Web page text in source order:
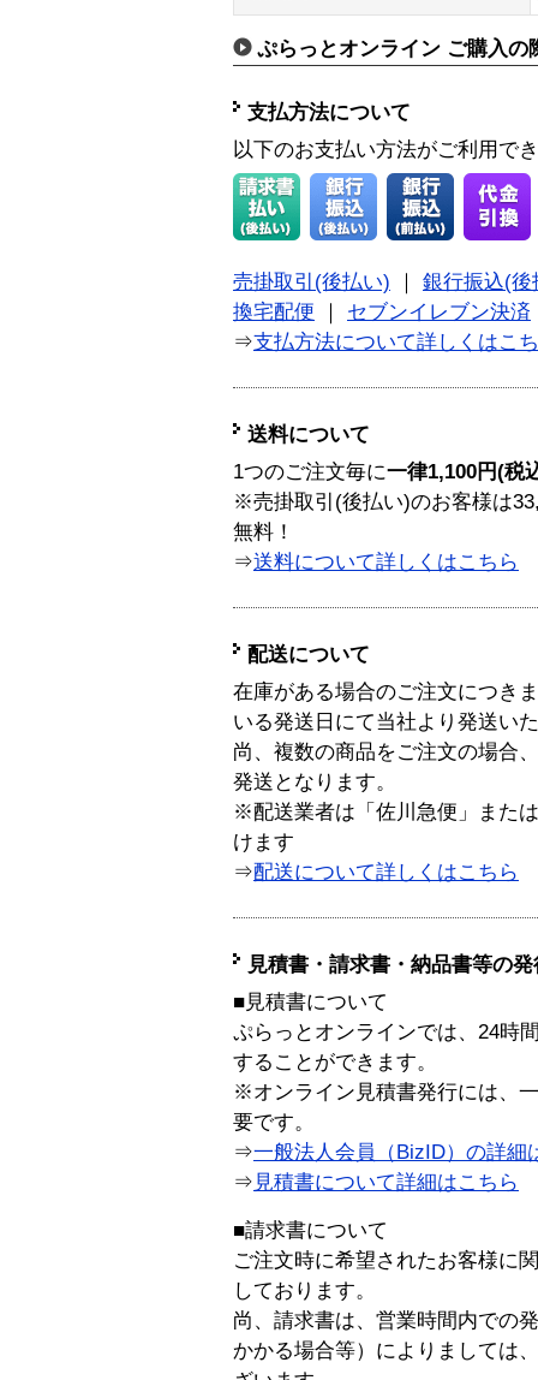
ぷらっとオンライン ご購入の
支払方法について
以下のお支払い方法がご利用で
売掛取引(後払い)
銀行振込(後
換宅配便
セブンイレブン決済
⇒支払方法について詳しくはこ
送料について
1つのご注文毎に一律1,100円(税
※売掛取引(後払い)のお客様は
無料！
⇒送料について詳しくはこちら
配送について
在庫がある場合のご注文につき
いる発送日にて当社より発送い
尚、複数の商品をご注文の場合
発送となります。
※配送業者は「佐川急便」また
けます
⇒配送について詳しくはこちら
見積書・請求書・納品書等の
■見積書について
ぷらっとオンラインでは、24時
することができます。
※オンライン見積書発行には、
要です。
⇒一般法人会員（BizID）の詳細
⇒ 見積書について詳細はこちら
■請求書について
ご注文時に希望されたお客様に
しております。
尚、請求書は、営業時間内での
かかる場合等）によりましては